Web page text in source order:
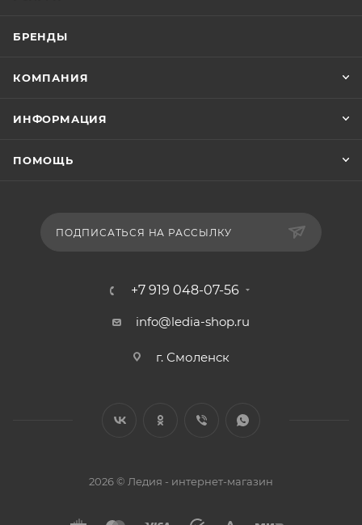
БРЕНДЫ
КОМПАНИЯ
ИНФОРМАЦИЯ
ПОМОЩЬ
ПОДПИСАТЬСЯ НА РАССЫЛКУ
+7 919 048-07-56
info@ledia-shop.ru
г. Смоленск
2026 © Ледия - интернет-магазин